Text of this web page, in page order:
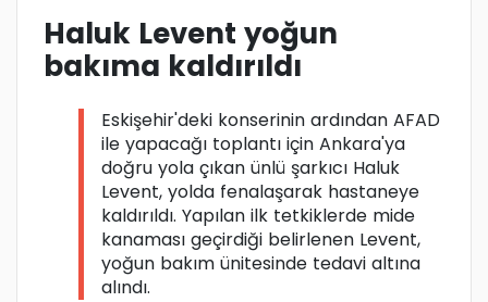
Haluk Levent yoğun
bakıma kaldırıldı
Eskişehir'deki konserinin ardından AFAD
ile yapacağı toplantı için Ankara'ya
doğru yola çıkan ünlü şarkıcı Haluk
Levent, yolda fenalaşarak hastaneye
kaldırıldı. Yapılan ilk tetkiklerde mide
kanaması geçirdiği belirlenen Levent,
yoğun bakım ünitesinde tedavi altına
alındı.